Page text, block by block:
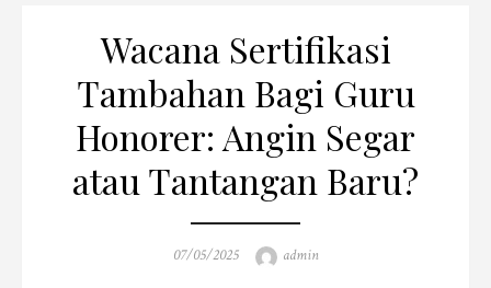
Wacana Sertifikasi
Tambahan Bagi Guru
Honorer: Angin Segar
atau Tantangan Baru?
Posted
07/05/2025 Author
admin